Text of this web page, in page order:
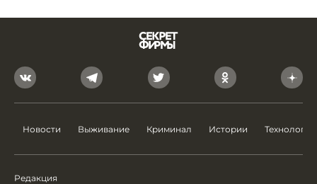
Новости Выживание Криминал Истории Технологии
Редакция